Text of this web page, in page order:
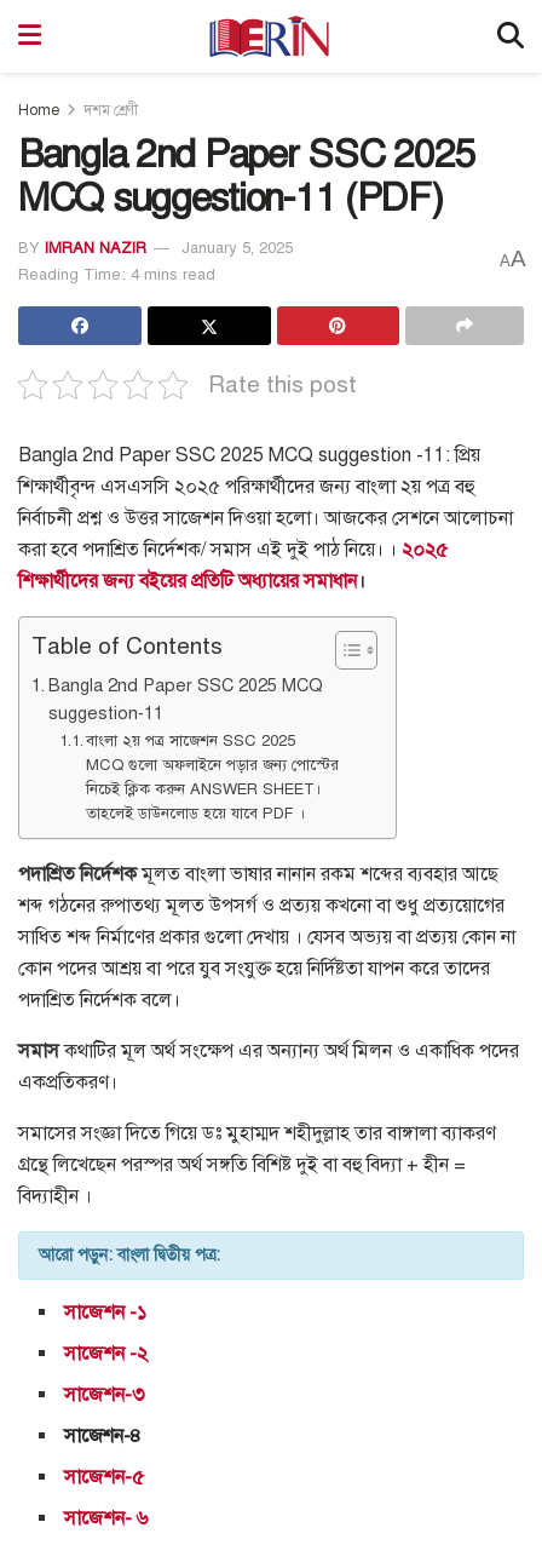
Home দশম শ্রেণী
Bangla 2nd Paper SSC 2025
MCQ suggestion-11 (PDF)
BY IMRAN NAZIR
January 5, 2025
Reading Time: 4 mins read
AA
Rate this post
Bangla 2nd Paper SSC 2025 MCQ suggestion -11: প্রিয়
শিক্ষার্থীবৃন্দ এসএসসি ২০২৫ পরিক্ষার্থীদের জন্য বাংলা ২য় পত্র বহু
নির্বাচনী প্রশ্ন ও উত্তর সাজেশন দিওয়া হলো। আজকের সেশনে আলোচনা
করা হবে পদাশ্রিত নির্দেশক/ সমাস এই দুই পাঠ নিয়ে। । ২০২৫
শিক্ষার্থীদের জন্য বইয়ের প্রতিটি অধ্যায়ের সমাধান।
Table of Contents
Bangla 2nd Paper SSC 2025 MCQ
suggestion-11
বাংলা ২য় পত্র সাজেশন SSC 2025
MCQ গুলো অফলাইনে পড়ার জন্য পোস্টের
নিচেই ক্লিক করুন ANSWER SHEET।
তাহলেই ডাউনলোড হয়ে যাবে PDF ।
পদাশ্রিত নির্দেশকমূলত বাংলা ভাষার নানান রকম শব্দের ব্যবহার আছে
শব্দ গঠনের রুপাতথ্য মূলত উপসর্গ ও প্রত্যয় কখনো বা শুধু প্রত্যয়োগের
সাধিত শব্দ নির্মাণের প্রকার গুলো দেখায় । যেসব অভ্যয় বা প্রত্যয় কোন না
কোন পদের আশ্রয় বা পরে যুব সংযুক্ত হয়ে নির্দিষ্টতা যাপন করে তাদের
পদাশ্রিত নির্দেশক বলে।
সমাসকথাটির মূল অর্থ সংক্ষেপ এর অন্যান্য অর্থ মিলন ও একাধিক পদের
একপ্রতিকরণ।
সমাসের সংজ্ঞা দিতে গিয়ে ডঃ মুহাম্মদ শহীদুল্লাহ তার বাঙ্গালা ব্যাকরণ
গ্রন্থে লিখেছেন পরস্পর অর্থ সঙ্গতি বিশিষ্ট দুই বা বহু বিদ্যা + হীন =
বিদ্যাহীন ।
আরো পড়ুন: বাংলা দ্বিতীয় পত্র:
সাজেশন -১
সাজেশন -২
সাজেশন-৩
সাজেশন-৪
সাজেশন-৫
সাজেশন- ৬